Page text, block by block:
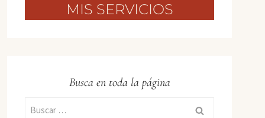
MIS SERVICIOS
Busca en toda la página
Buscar: